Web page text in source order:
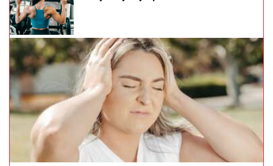
Severina tokom koncerta govorila o
Srebrenici: "Kad priznamo ono što se
desilo..."